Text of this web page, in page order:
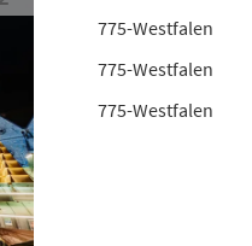
775-Westfalen
775-Westfalen
775-Westfalen